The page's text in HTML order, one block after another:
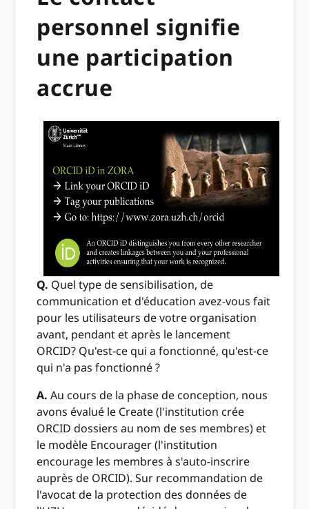
personnel signifie
une participation
accrue
Q. Quel type de sensibilisation, de
communication et d'éducation avez-vous fait
pour les utilisateurs de votre organisation
avant, pendant et après le lancement
ORCID? Qu'est-ce qui a fonctionné, qu'est-ce
qui n'a pas fonctionné ?
A.Au cours de la phase de conception, nous
avons évalué le Create (l'institution crée
ORCID dossiers au nom de ses membres) et
le modèle Encourager (l'institution
encourage les membres à s'auto-inscrire
auprès de ORCID). Sur recommandation de
l'avocat de la protection des données de